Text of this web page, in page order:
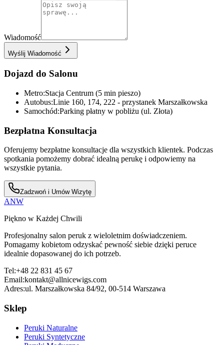
Wiadomość
Wyślij Wiadomość
Dojazd do Salonu
Metro:Stacja Centrum (5 min pieszo)
Autobus:Linie 160, 174, 222 - przystanek Marszałkowska
Samochód:Parking płatny w pobliżu (ul. Złota)
Bezpłatna Konsultacja
Oferujemy bezpłatne konsultacje dla wszystkich klientek. Podczas
spotkania pomożemy dobrać idealną perukę i odpowiemy na
wszystkie pytania.
Zadzwoń i Umów Wizytę
ANW
Piękno w Każdej Chwili
Profesjonalny salon peruk z wieloletnim doświadczeniem.
Pomagamy kobietom odzyskać pewność siebie dzięki peruce
idealnie dopasowanej do ich potrzeb.
Tel:+48 22 831 45 67
Email:kontakt@allnicewigs.com
Adres:ul. Marszałkowska 84/92, 00-514 Warszawa
Sklep
Peruki Naturalne
Peruki Syntetyczne